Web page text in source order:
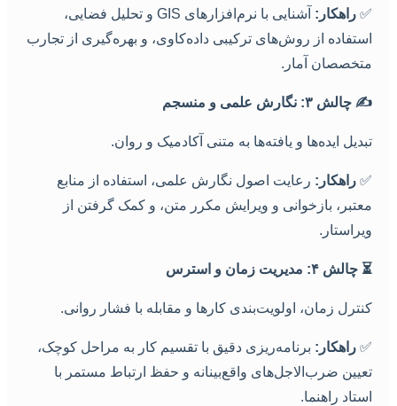
راهکار:
آشنایی با نرم‌افزارهای GIS و تحلیل فضایی،
استفاده از روش‌های ترکیبی داده‌کاوی، و بهره‌گیری از تجارب
متخصصان آمار.
چالش ۳: نگارش علمی و منسجم
تبدیل ایده‌ها و یافته‌ها به متنی آکادمیک و روان.
راهکار:رعایت اصول نگارش علمی، استفاده از منابع
معتبر، بازخوانی و ویرایش مکرر متن، و کمک گرفتن از
ویراستار.
چالش ۴: مدیریت زمان و استرس
کنترل زمان، اولویت‌بندی کارها و مقابله با فشار روانی.
راهکار:برنامه‌ریزی دقیق با تقسیم کار به مراحل کوچک،
تعیین ضرب‌الاجل‌های واقع‌بینانه و حفظ ارتباط مستمر با
استاد راهنما.